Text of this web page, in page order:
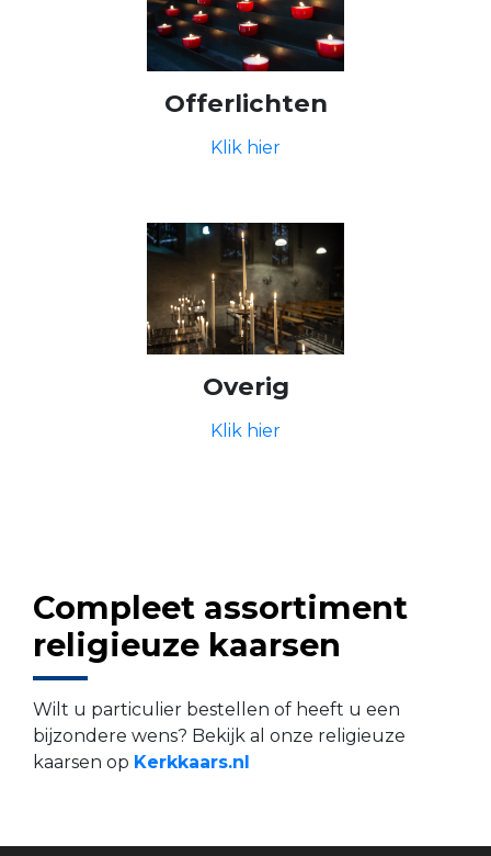
Offerlichten
Klik hier
Overig
Klik hier
Compleet assortiment
religieuze kaarsen
Wilt u particulier bestellen of heeft u een
bijzondere wens? Bekijk al onze religieuze
kaarsen op Kerkkaars.nl